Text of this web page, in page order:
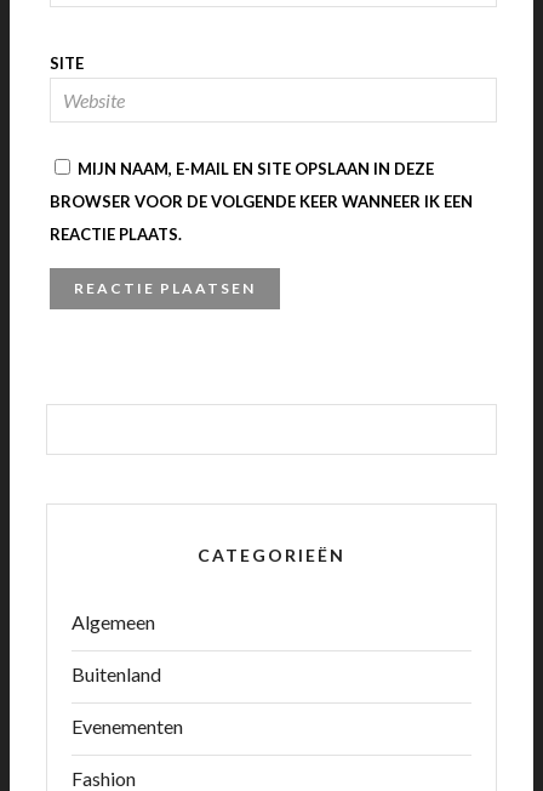
SITE
MIJN NAAM, E-MAIL EN SITE OPSLAAN IN DEZE
BROWSER VOOR DE VOLGENDE KEER WANNEER IK EEN
REACTIE PLAATS.
CATEGORIEËN
Algemeen
Buitenland
Evenementen
Fashion